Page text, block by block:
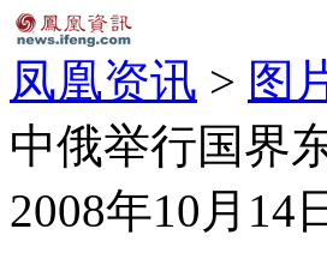
凤凰资讯 > 图
中俄举行国界
2008年10月14